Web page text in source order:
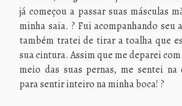
já começou a passar suas másculas
minha saia. ? Fui acompanhando seu
também tratei de tirar a toalha que
sua cintura. Assim que me deparei
meio das suas pernas, me sentei na
para sentir inteiro na minha boca! ?